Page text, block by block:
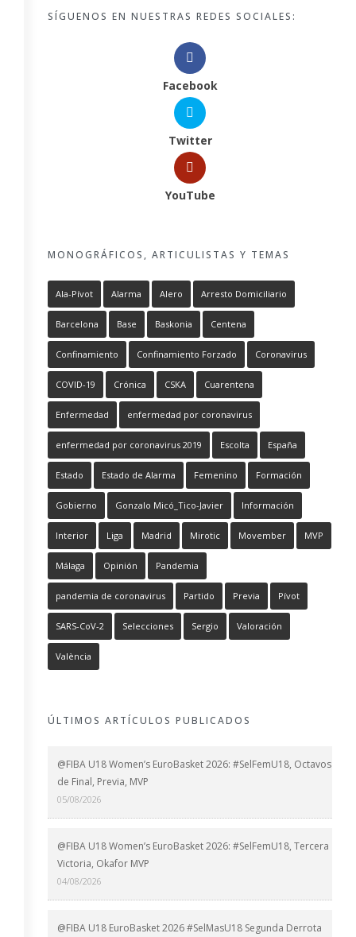
SÍGUENOS EN NUESTRAS REDES SOCIALES:
Facebook
Twitter
YouTube
MONOGRÁFICOS, ARTICULISTAS Y TEMAS
Ala-Pívot Alarma Alero Arresto Domiciliario
Barcelona Base Baskonia Centena
Confinamiento Confinamiento Forzado Coronavirus
COVID-19 Crónica CSKA Cuarentena
Enfermedad enfermedad por coronavirus
enfermedad por coronavirus 2019 Escolta España
Estado Estado de Alarma Femenino Formación
Gobierno Gonzalo Micó_Tico-Javier Información
Interior Liga Madrid Mirotic Movember MVP
Málaga Opinión Pandemia
pandemia de coronavirus Partido Previa Pívot
SARS-CoV-2 Selecciones Sergio Valoración
València
ÚLTIMOS ARTÍCULOS PUBLICADOS
@FIBA U18 Women’s EuroBasket 2026: #SelFemU18, Octavos
de Final, Previa, MVP
05/08/2026
@FIBA U18 Women’s EuroBasket 2026: #SelFemU18, Tercera
Victoria, Okafor MVP
04/08/2026
@FIBA U18 EuroBasket 2026 #SelMasU18 Segunda Derrota